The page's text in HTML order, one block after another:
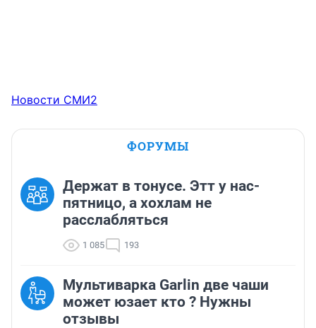
Новости СМИ2
ФОРУМЫ
Держат в тонусе. Этт у нас-
пятницо, а хохлам не
расслабляться
1 085 193
Мультиварка Garlin две чаши
может юзает кто ? Нужны
отзывы